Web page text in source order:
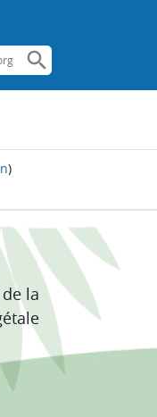
)
la